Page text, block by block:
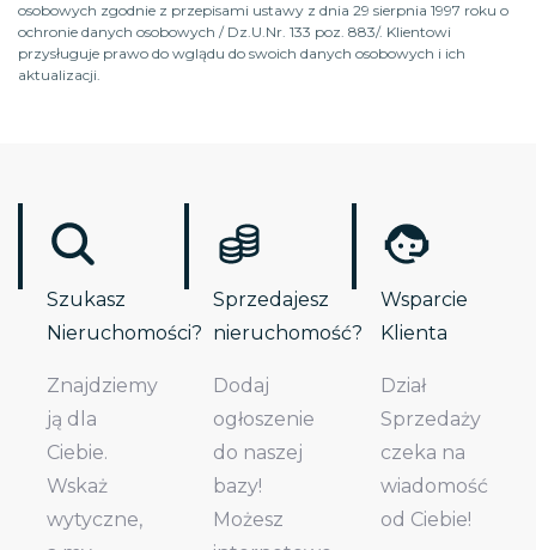
osobowych zgodnie z przepisami ustawy z dnia 29 sierpnia 1997 roku o
ochronie danych osobowych / Dz.U.Nr. 133 poz. 883/. Klientowi
przysługuje prawo do wglądu do swoich danych osobowych i ich
aktualizacji.
Szukasz
Nieruchomości?
Znajdziemy
ją dla
Ciebie.
Wskaż
wytyczne,
Sprzedajesz
nieruchomość?
Dodaj
ogłoszenie
do naszej
bazy!
Możesz
Wsparcie
Klienta
Dział
Sprzedaży
czeka na
wiadomość
od Ciebie!